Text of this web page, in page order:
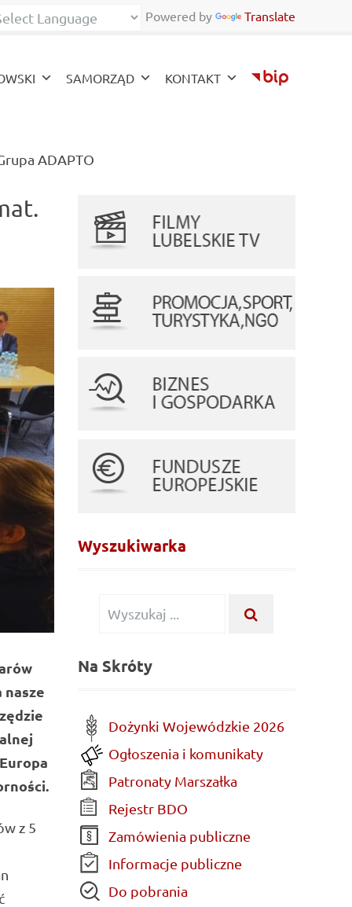
Powered by Translate
SAMORZĄD KONTAKT
ADAPTO
nasze
z 5
Wyszukiwarka
Wyszukiwanie
Na Skróty
Dożynki Wojewódzkie 2026
Ogłoszenia i komunikaty
Patronaty Marszałka
Rejestr BDO
Zamówienia publiczne
Informacje publiczne
Do pobrania